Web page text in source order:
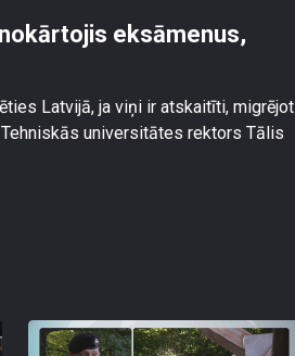
eksāmenus,
Latvijā, ja viņi ir atskaitīti, migrējot
universitātes rektors Tālis